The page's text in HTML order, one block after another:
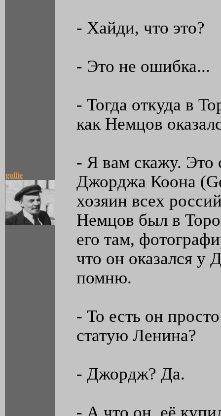
gollie
- Хайди, что это?
- Это не ошибка...
- Тогда откуда в
как Немцов
- Я вам скажу. Это
Джорджа Коона
хозяин всех
Немцов был в
его там,
что он оказался
помню.
- То есть он
статую Ленина?
- Джордж? Да.